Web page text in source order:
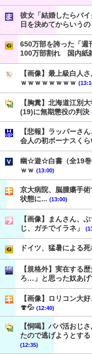
彼女「結婚したらバ
日を決めてからいうの
650万部を誇った「週
100万部割れ 国内紙
【画像】最上級白人
ｗｗｗｗｗｗｗｗ
【胸糞】北海道江別
(19)に無期懲役の判決
【悲報】ラッパーさ
会人の初ボーナスく
幽☆遊☆白書（全19巻
ｗｗ (13:00)
京大病院、脳腫瘍手
状態に... (13:00)
【画像】まんさん、
じ、ガチでイラネ」
ドイツ、猛暑による
【規格外】実在する
ろ…」と思った奴あげ
【画像】ロリコン大
🍄💦 (12:40)
【恫喝】パパ活おじ
たので逃げようとす
(12:35)